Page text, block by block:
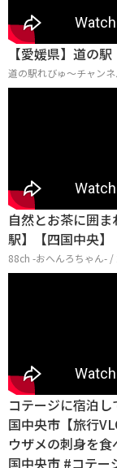
【愛媛県】道の駅
道の駅れびゅ〜チャン
自然とお茶に囲
駅】【四国中央】
88ch -おへんろちゃん-
コテージに宿泊
国中央市【旅行
ウザメの刺身を
国中央市 #コテー